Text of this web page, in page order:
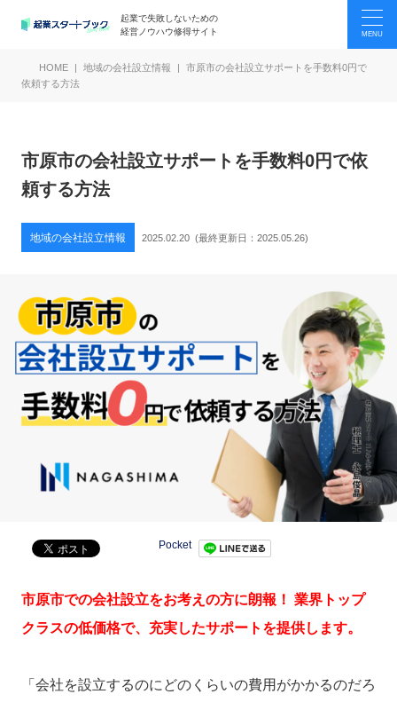
起業で失敗しないための
経営ノウハウ修得サイト
HOME 地域の会社設立情報
市原市の会社設立サポートを手数料0円で
依頼する方法
市原市の会社設立サポートを手数料0円で依
頼する方法
地域の会社設立情報 2025.02.20 (最終更新日： 2025.05.26)
Pocket
市原市での会社設立をお考えの方に朗報！ 業界トップ
クラスの低価格で、充実したサポートを提供します。
「会社を設立するのにどのくらいの費用がかかるのだろ